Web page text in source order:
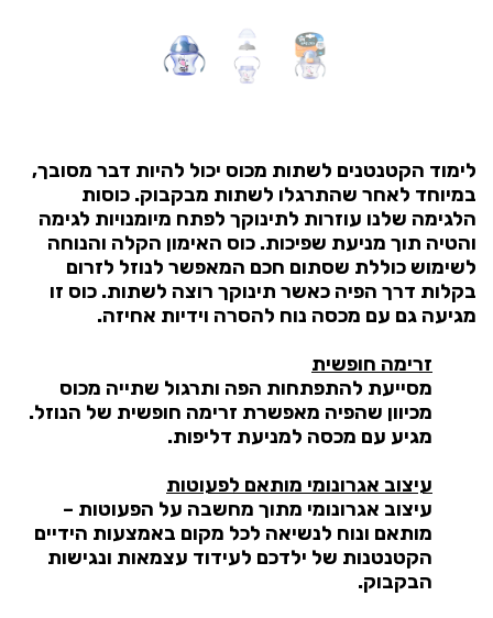
לימוד הקטנטנים לשתות מכוס יכול להיות דבר מסובך,
במיוחד לאחר שהתרגלו לשתות מבקבוק. כוסות
הלגימה שלנו עוזרות לתינוקך לפתח מיומנויות לגימה
והטיה תוך מניעת שפיכות. כוס האימון הקלה והנוחה
לשימוש כוללת שסתום חכם המאפשר לנוזל לזרום
בקלות דרך הפיה כאשר תינוקך רוצה לשתות. כוס זו
מגיעה גם עם מכסה נוח להסרה וידיות אחיזה.
זרימה חופשית
מסייעת להתפתחות הפה ותרגול שתייה מכוס
מכיוון שהפיה מאפשרת זרימה חופשית של הנוזל.
מגיע עם מכסה למניעת דליפות.
עיצוב אגרונומי מותאם לפעוטות
עיצוב אגרונומי מתוך מחשבה על הפעוטות –
מותאם ונוח לנשיאה לכל מקום באמצעות הידיים
הקטנטנות של ילדכם לעידוד עצמאות ונגישות
הבקבוק.